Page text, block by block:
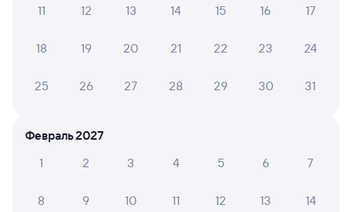
А ещё здесь можно найти
Обратные билеты из Бобыльской в Залари
Отели
11 12 13 14 15 16 17
18 19 20 21 22 23 24
25 26 27 28 29 30 31
Февраль 2027
1
2 3 4 5 6 7
8 9 10 11 12 13 14